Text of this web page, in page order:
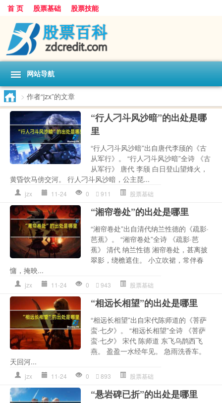
首 页 股票基础 股票技能
网站导航
> 作者“jzx”的文章
“行人刁斗风沙暗”的出处是哪
里
“行人刁斗风沙暗”出自唐代李颀的《古
从军行》。 “行人刁斗风沙暗”全诗 《古
从军行》 唐代 李颀 白日登山望烽火，
黄昏饮马傍交河。 行人刁斗风沙暗，公主琵...
jzx 11-24 0 911 股票基础
“湘帘卷处”的出处是哪里
“湘帘卷处”出自清代纳兰性德的《疏影·
芭蕉》。 “湘帘卷处”全诗 《疏影·芭
蕉》 清代 纳兰性德 湘帘卷处，甚离披
翠影，绕檐遮住。 小立吹裙，常伴春
慵，掩映...
jzx 11-24 0 943 股票基础
“相远长相望”的出处是哪里
“相远长相望”出自宋代陈师道的《菩萨
蛮·七夕》。 “相远长相望”全诗 《菩萨
蛮·七夕》 宋代 陈师道 东飞乌鹊西飞
燕。 盈盈一水经年见。 急雨洗香车。
天回河...
jzx 11-24 0 893 股票基础
“悬岩碑已折”的出处是哪里